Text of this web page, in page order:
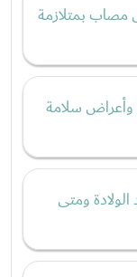
مصاب بمتلازمة
وأعراض سلامة
ومتى